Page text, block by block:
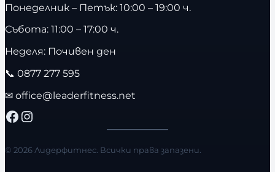
Понеделник – Петък: 10:00 – 19:00 ч.
Събота: 11:00 – 17:00 ч.
Неделя: Почивен ден
📞 0877 277 595
✉ office@leaderfitness.net
Facebook Instagram
© 2026 Лидерфитнес. Всички права запазени.